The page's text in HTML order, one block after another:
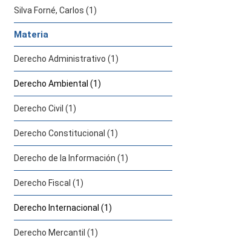
Silva Forné, Carlos (1)
Materia
Derecho Administrativo (1)
Derecho Ambiental (1)
Derecho Civil (1)
Derecho Constitucional (1)
Derecho de la Información (1)
Derecho Fiscal (1)
Derecho Internacional (1)
Derecho Mercantil (1)